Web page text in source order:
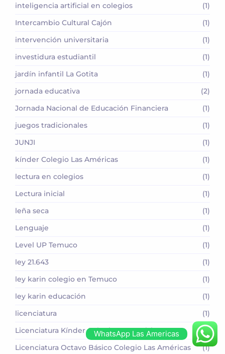
inteligencia artificial en colegios
(1)
Intercambio Cultural Cajón
(1)
intervención universitaria
(1)
investidura estudiantil
(1)
jardín infantil La Gotita
(1)
jornada educativa
(2)
Jornada Nacional de Educación Financiera
(1)
juegos tradicionales
(1)
JUNJI
(1)
kínder Colegio Las Américas
(1)
lectura en colegios
(1)
Lectura inicial
(1)
leña seca
(1)
Lenguaje
(1)
Level UP Temuco
(1)
ley 21.643
(1)
ley karin colegio en Temuco
(1)
ley karin educación
(1)
licenciatura
(1)
Licenciatura Kínder Colegio Las Américas
(1)
Licenciatura Octavo Básico Colegio Las Américas
(1)
WhatsApp Las Americas